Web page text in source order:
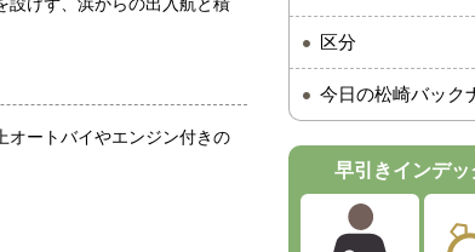
オートバイやエンジン付きの
区分
今日の松崎バック
早引きインデッ